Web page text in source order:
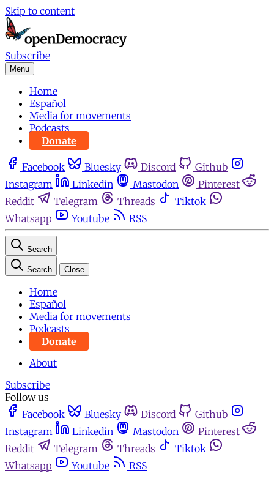
Skip to content
Subscribe
Menu
Home
Español
Media for movements
Podcasts
Donate
Facebook Bluesky Discord
Github
Instagram
Linkedin Mastodon
Pinterest
Reddit
Telegram Threads
Tiktok
Whatsapp
Youtube RSS
Search
Search Close
Home
Español
Media for movements
Podcasts
Donate
About
Subscribe
Follow us
Facebook
Bluesky Discord
Github
Instagram
Linkedin Mastodon
Pinterest
Reddit
Telegram Threads
Tiktok
Whatsapp
Youtube RSS